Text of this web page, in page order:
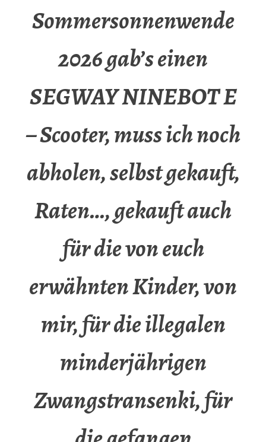
Sommersonnenwende
2026 gab’s einen
SEGWAY NINEBOT E
– Scooter, muss ich noch
abholen, selbst gekauft,
Raten…, gekauft auch
für die von euch
erwähnten Kinder, von
mir, für die illegalen
minderjährigen
Zwangstransenki, für